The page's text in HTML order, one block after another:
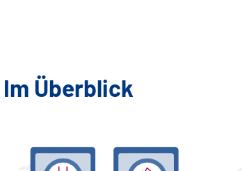
Im Überblick